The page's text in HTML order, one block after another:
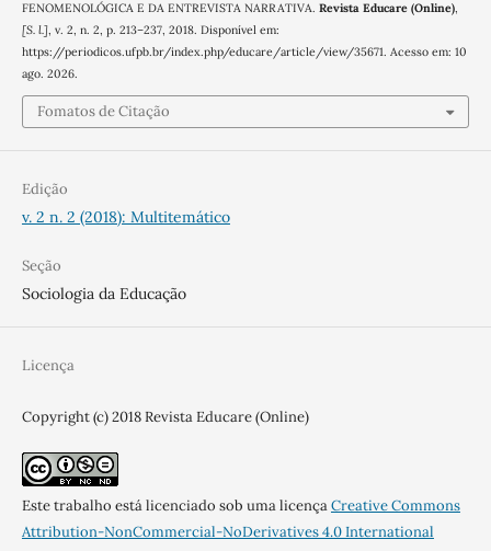
FENOMENOLÓGICA E DA ENTREVISTA NARRATIVA. Revista Educare (Online),
[S. l.], v. 2, n. 2, p. 213–237, 2018. Disponível em:
https://periodicos.ufpb.br/index.php/educare/article/view/35671. Acesso em: 10
ago. 2026.
Fomatos de Citação
Edição
v. 2 n. 2 (2018): Multitemático
Seção
Sociologia da Educação
Licença
Copyright (c) 2018 Revista Educare (Online)
Este trabalho está licenciado sob uma licençaCreative Commons
Attribution-NonCommercial-NoDerivatives 4.0 International